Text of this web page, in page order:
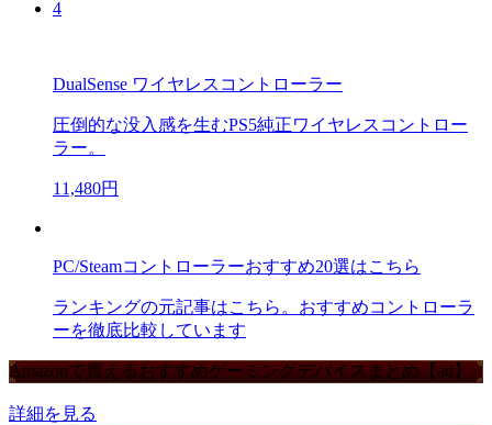
4
DualSense ワイヤレスコントローラー
圧倒的な没入感を生むPS5純正ワイヤレスコントロー
ラー。
11,480円
PC/Steamコントローラーおすすめ20選はこちら
ランキングの元記事はこちら。おすすめコントローラ
ーを徹底比較しています
Amazonで買えるおすすめゲーミングデバイスまとめ【ad】
詳細を見る